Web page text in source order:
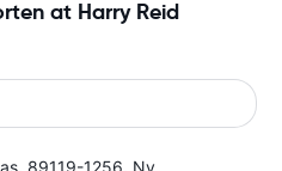
at Harry Reid
89119-1256, Nv